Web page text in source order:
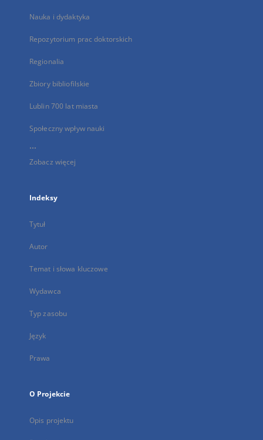
Nauka i dydaktyka
Repozytorium prac doktorskich
Regionalia
Zbiory bibliofilskie
Lublin 700 lat miasta
Społeczny wpływ nauki
...
Zobacz więcej
Indeksy
Tytuł
Autor
Temat i słowa kluczowe
Wydawca
Typ zasobu
Język
Prawa
O Projekcie
Opis projektu